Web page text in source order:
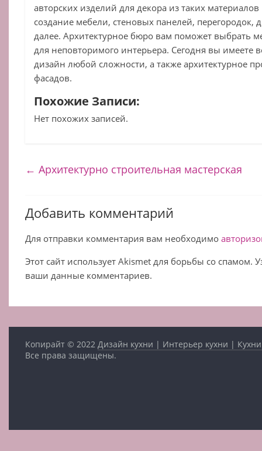
авторских изделий для декора из таких
создание мебели, стеновых панелей, перегородок,
далее. Архитектурное бюро вам поможет выбрать
для неповторимого интерьера. Сегодня вы имеете
дизайн любой сложности, а также архитектурное
фасадов.
Похожие Записи:
Нет похожих записей.
← Архитектурно строительная мастерская
Добавить комментарий
Для отправки комментария вам необходимо
Этот сайт использует Akismet для борьбы со спамом.
ваши данные комментариев.
Копирайт © 2022Дизайн кухни | Интерьер кухни |
Все права защищены.